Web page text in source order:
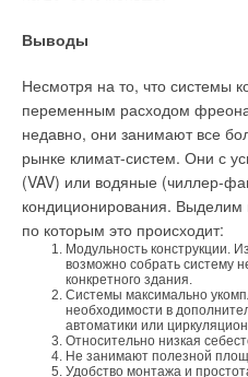
Выводы
Несмотря на то, что системы
переменным расходом
недавно, они занимают все
рынке климат-систем. Они с
(VAV) или водяные (чиллер-
кондиционирования. Выделим
по которым это происходит:
Модульность конструкции.
возможно собрать систему
конкретного здания.
Системы максимально
необходимости в
автоматики или
Относительно низкая
Не занимают полезной
Удобство монтажа и